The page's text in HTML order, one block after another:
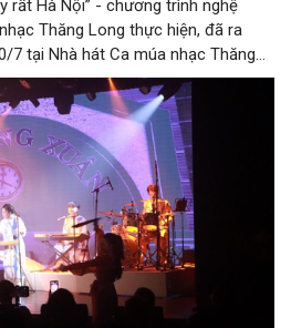
rất Hà Nội” - chương trình nghệ
Thăng Long thực hiện, đã ra
7 tại Nhà hát Ca múa nhạc Thăng
Văn Can, phường Hoàn Kiếm).